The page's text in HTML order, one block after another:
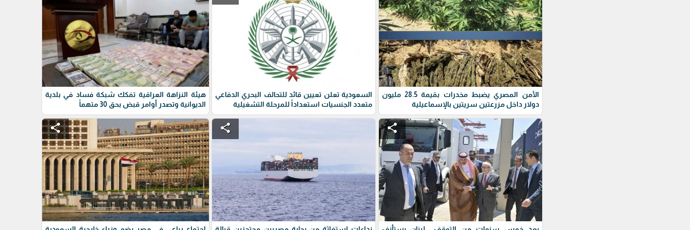
الأمن المصري يضبط مخدرات بقيمة 28.5 مليون
دولار داخل مزرعتين سريتين بالإسماعيلية
السعودية تعلن تعيين قائد للتحالف البحري الدفاعي
متعدد الجنسيات استعداداً للمرحلة التشغيلية
هيئة النزاهة العراقية تفكك شبكة فساد في بلدية
الديوانية وتصدر أوامر قبض بحق 30 متهماً
share
share
share